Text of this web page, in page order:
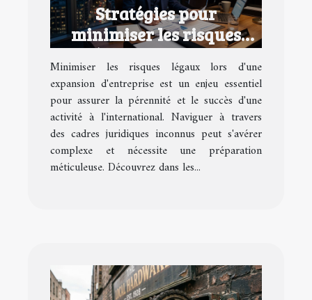
Stratégies pour
minimiser les risques
légaux lors d'une
expansion d'entreprise
Minimiser les risques légaux lors d'une
expansion d'entreprise est un enjeu essentiel
pour assurer la pérennité et le succès d'une
activité à l'international. Naviguer à travers
des cadres juridiques inconnus peut s'avérer
complexe et nécessite une préparation
méticuleuse. Découvrez dans les...